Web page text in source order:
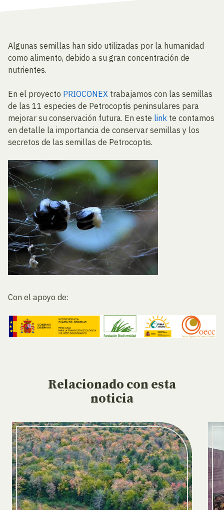
Algunas semillas han sido utilizadas por la humanidad
como alimento, debido a su gran concentración de
nutrientes.
En el proyecto PRIOCONEX trabajamos con las semillas
de las 11 especies de Petrocoptis peninsulares para
mejorar su conservación futura. En este link te contamos
en detalle la importancia de conservar semillas y los
secretos de las semillas de Petrocoptis.
Con el apoyo de:
Relacionado con esta
noticia